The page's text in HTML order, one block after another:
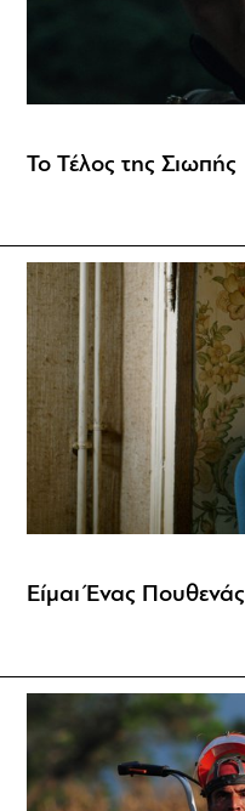
Το Τέλος της Σιωπής
Είμαι Ένας Πουθενάς